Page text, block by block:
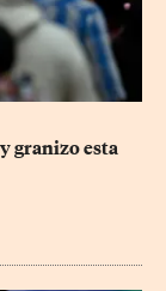
granizo esta